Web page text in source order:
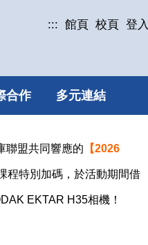
合作 多元連結
::: 館頁 校頁 登入
聯盟共同響應的 【2026
程特別加碼，於活動期間借
EKTAR H35相機！